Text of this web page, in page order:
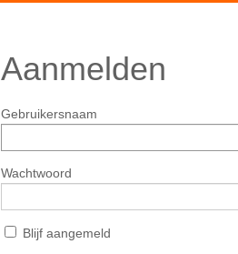
Aanmelden
Gebruikersnaam
Wachtwoord
Blijf aangemeld